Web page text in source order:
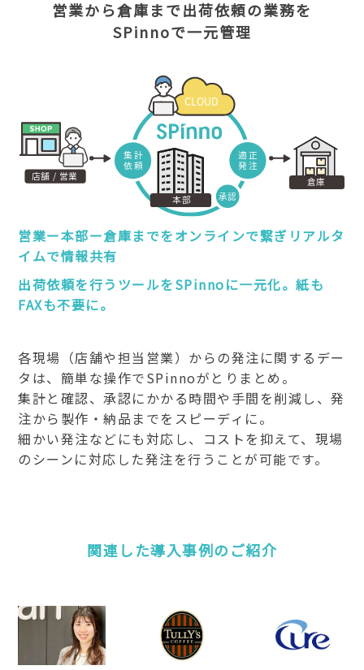
営業から倉庫まで出荷依頼の業務を
SPinnoで一元管理
営業ー本部ー倉庫までをオンラインで繋ぎリアルタ
イムで情報共有
出荷依頼を行うツールをSPinnoに一元化。紙も
FAXも不要に。
各現場（店舗や担当営業）からの発注に関するデー
タは、簡単な操作でSPinnoがとりまとめ。
集計と確認、承認にかかる時間や手間を削減し、発
注から製作・納品までをスピーディに。
細かい発注などにも対応し、コストを抑えて、現場
のシーンに対応した発注を行うことが可能です。
関連した導入事例のご紹介